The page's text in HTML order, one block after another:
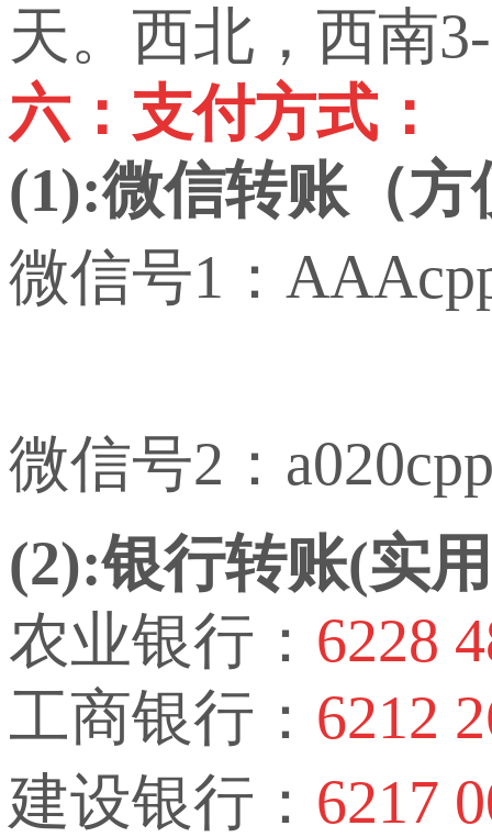
天。西北，西南
六：支付方式：
(1):微信转账（方
微信号1：
微信号2：
(2):银行转账(实
农业银行： 6228
工商银行： 6212
建设银行： 6217